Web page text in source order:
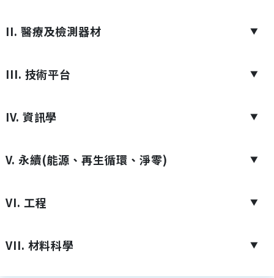
II. 醫療及檢測器材 ▼
III. 技術平台 ▼
IV. 資訊學 ▼
V. 永續(能源、再生循環、淨零) ▼
VI. 工程 ▼
VII. 材料科學 ▼